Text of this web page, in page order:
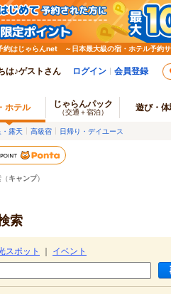
約はじゃらんnet ～日本最大級の宿・ホテル予約
は♪ゲストさん ログイン 会員登録
ホテル じゃらんパック
（交通＋宿泊） 遊び・体
・露天 高級宿 日帰り・デイユース
キャンプ）
索
スポット
イベント